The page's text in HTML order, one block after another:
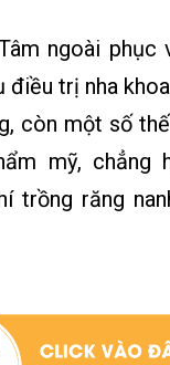
ngoài phục
trị nha
còn một số
mỹ, chẳng
trồng răng